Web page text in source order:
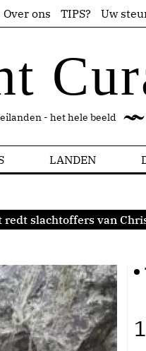
Over ons TIPS? Uw
- het hele beeld
LANDEN
redt slachtoffers van